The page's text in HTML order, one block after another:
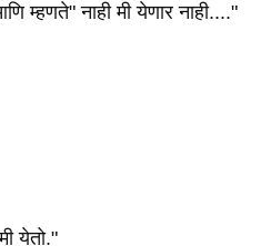
म्हणते" नाही मी येणार नाही...."
येतो."